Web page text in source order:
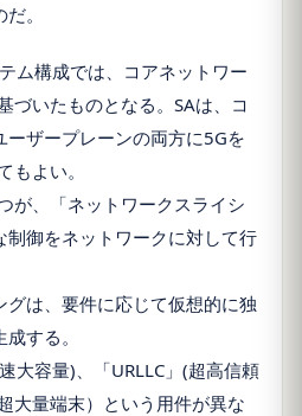
。
ム構成では、コアネットワー
づいたものとなる。SAは、コ
ーザープレーンの両方に5Gを
もよい。
が、「ネットワークスライシ
制御をネットワークに対して行
グは、要件に応じて仮想的に独
する。
大容量)、「URLLC」(超高信頼
大量端末）という用件が異な